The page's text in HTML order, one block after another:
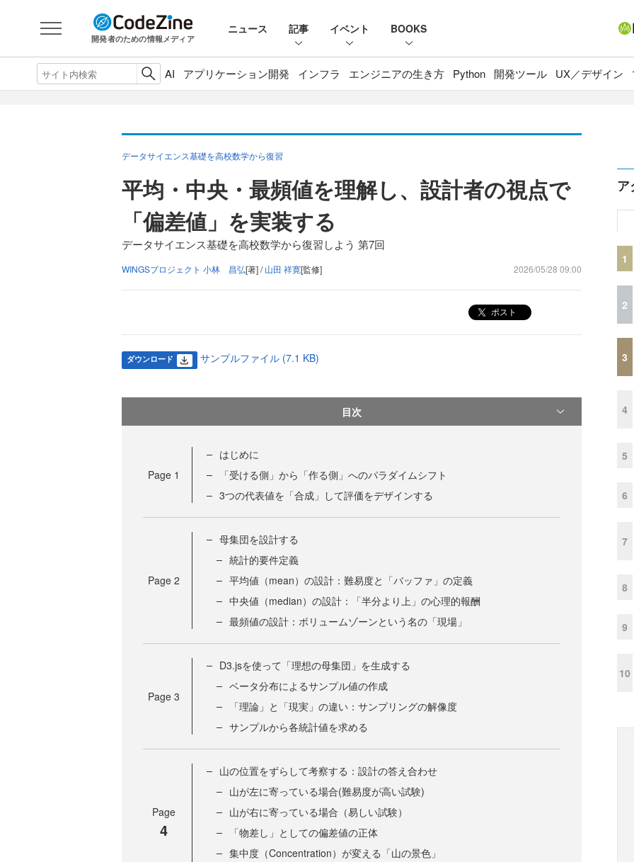
開発者のための情報メディア
ニュース 記事 イベント BOOKS
AI アプリケーション開発 インフラ エンジニアの生き方 Python 開発ツール UX／デザイン
データサイエンス基礎を高校数学から復習
平均・中央・最頻値を理解し、設計者の視点で
「偏差値」を実装する
データサイエンス基礎を高校数学から復習しよう 第7回
WINGSプロジェクト 小林 昌弘[著] /山田 祥寛[監修] 2026/05/28 09:00
ポスト
ダウンロード サンプルファイル (7.1 KB)
目次
Page 1
はじめに
「受ける側」から「作る側」へのパラダイムシフト
3つの代表値を「合成」して評価をデザインする
Page 2
母集団を設計する
統計的要件定義
平均値（mean）の設計：難易度と「バッファ」の定義
中央値（median）の設計：「半分より上」の心理的報酬
最頻値の設計：ボリュームゾーンという名の「現場」
Page 3
D3.jsを使って「理想の母集団」を生成する
ベータ分布によるサンプル値の作成
「理論」と「現実」の違い：サンプリングの解像度
サンプルから各統計値を求める
Page
4
山の位置をずらして考察する：設計の答え合わせ
山が左に寄っている場合(難易度が高い試験)
山が右に寄っている場合（易しい試験）
「物差し」としての偏差値の正体
集中度（Concentration）が変える「山の景色」
ア
1
2
3
4
5
6
7
8
9
10